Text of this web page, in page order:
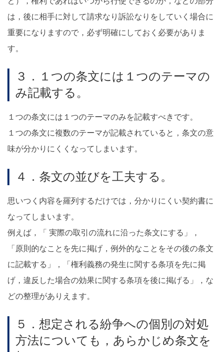
は，後に相手に対して請求なり訴訟なりをしていく場合に
重要になりますので，必ず明確にしておく必要がありま
す。
３．１つの条文には１つのテーマの
み記載する。
１つの条文には１つのテーマのみを記載すべきです。
１つの条文に複数のテーマが記載されていると，条文の意
味が分かりにくくなってしまいます。
４．条文の並びを工夫する。
思いつく内容を羅列するだけでは，分かりにくい契約書に
なってしまいます。
例えば，「 実際の取引の流れに沿った条文にする」，
「原則的なことを先に掲げ，例外的なことをその後の条文
に記載する」，「権利義務の発生に関する条項を先に掲
げ，違反した場合の効果に関する条項を後に掲げる」，な
どの整理がありえます。
５．想定される紛争への個別の対処
方法についても，あらかじめ条文を